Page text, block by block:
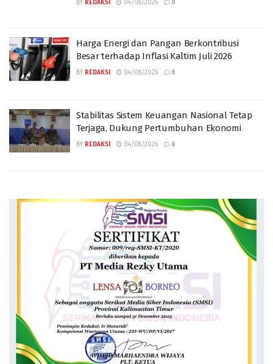
BY REDAKSI 04/08/2026 0
Harga Energi dan Pangan Berkontribusi
Besar terhadap Inflasi Kaltim Juli 2026
BY REDAKSI 04/08/2026 0
Stabilitas Sistem Keuangan Nasional Tetap
Terjaga, Dukung Pertumbuhan Ekonomi
BY REDAKSI 04/08/2026 0